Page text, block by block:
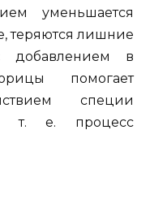
уменьшается
теряются лишние
добавлением в
помогает
специи
т. е. процесс